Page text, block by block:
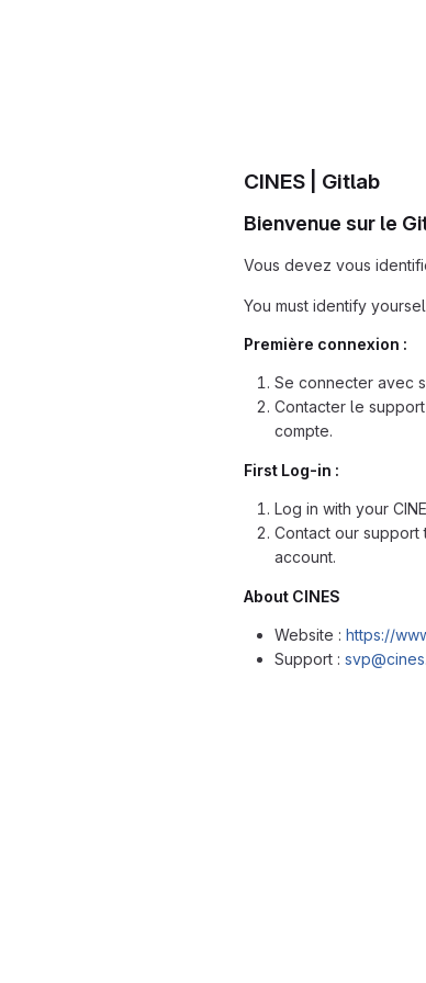
CINES | Gitlab
Bienvenue sur le
Vous devez vous
You must identify
Première connexion :
Se connecter avec
Contacter le
compte.
First Log-in :
Log in with your
Contact our support
account.
About CINES
Website : https://
Support :